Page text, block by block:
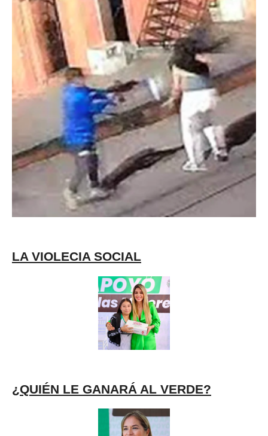
LA VIOLECIA SOCIAL
¿QUIÉN LE GANARÁ AL VERDE?